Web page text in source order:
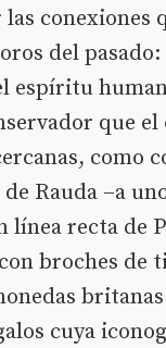
conexiones
del pasado:
espíritu
que el
como
Rauda –a
línea recta de
broches de
cuya